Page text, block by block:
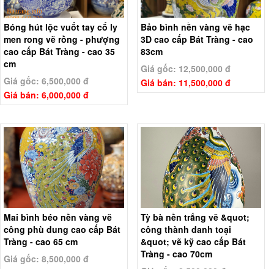
Bóng hút lộc vuốt tay cổ ly
men rong vẽ rồng - phượng
cao cấp Bát Tràng - cao 35
cm
Giá gốc: 6,500,000 đ
Giá bán: 6,000,000 đ
Bảo bình nền vàng vẽ hạc
3D cao cấp Bát Tràng - cao
83cm
Giá gốc: 12,500,000 đ
Giá bán: 11,500,000 đ
Mai bình béo nền vàng vẽ
công phù dung cao cấp Bát
Tràng - cao 65 cm
Giá gốc: 8,500,000 đ
Tỳ bà nền trắng vẽ &quot;
công thành danh toại
&quot; vẽ kỹ cao cấp Bát
Tràng - cao 70cm